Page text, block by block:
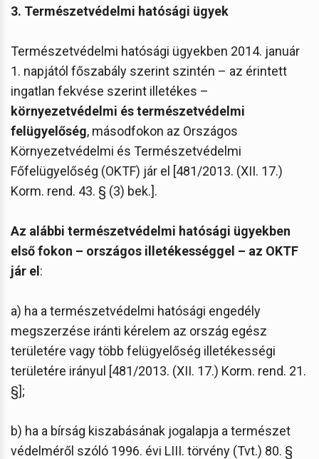
3. Természetvédelmi hatósági ügyek
Természetvédelmi hatósági ügyekben 2014. január
1. napjától főszabály szerint szintén – az érintett
ingatlan fekvése szerint illetékes –
környezetvédelmi és természetvédelmi
felügyelőség, másodfokon az Országos
Környezetvédelmi és Természetvédelmi
Főfelügyelőség (OKTF) jár el [481/2013. (XII. 17.)
Korm. rend. 43. § (3) bek.].
Az alábbi természetvédelmi hatósági ügyekben
első fokon – országos illetékességgel – az OKTF
jár el:
a) ha a természetvédelmi hatósági engedély
megszerzése iránti kérelem az ország egész
területére vagy több felügyelőség illetékességi
területére irányul [481/2013. (XII. 17.) Korm. rend. 21.
§];
b) ha a bírság kiszabásának jogalapja a természet
védelméről szóló 1996. évi LIII. törvény (Tvt.) 80. §